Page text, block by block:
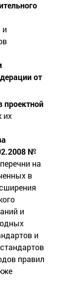
и
от
проектной
их
№
на
в
и
и
правил